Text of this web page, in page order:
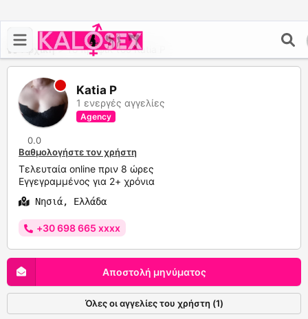
Αρχική >Το προφίλ του Katia P
Katia P
1 ενεργές αγγελίες
Agency
0.0
Βαθμολογήστε τον χρήστη
Τελευταία online πριν 8 ώρες
Εγγεγραμμένος για 2+ χρόνια
Νησιά, Ελλάδα
+30 698 665 xxxx
Αποστολή μηνύματος
Όλες οι αγγελίες του χρήστη (1)